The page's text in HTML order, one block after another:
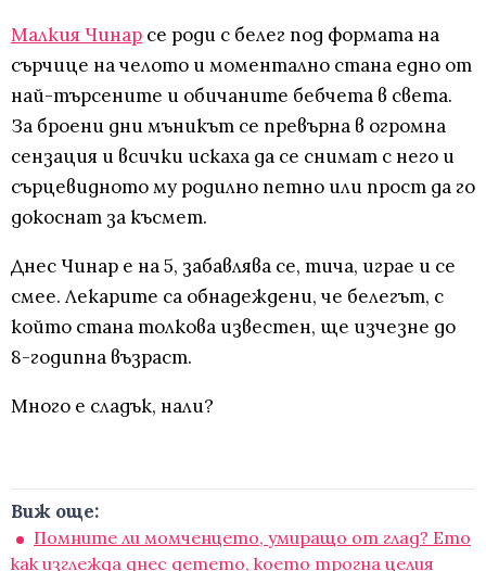
Малкия Чинар се роди с белег под формата на
сърчице на челото и моментално стана едно от
най-търсените и обичаните бебчета в света.
За броени дни мъникът се превърна в огромна
сензация и всички искаха да се снимат с него и
сърцевидното му родилно петно или прост да го
докоснат за късмет.
Днес Чинар е на 5, забавлява се, тича, играе и се
смее. Лекарите са обнадеждени, че белегът, с
който стана толкова известен, ще изчезне до
8-годипна възраст.
Много е сладък, нали?
Виж още:
Помните ли момченцето, умиращо от глад? Ето
как изглежда днес детето, което трогна целия